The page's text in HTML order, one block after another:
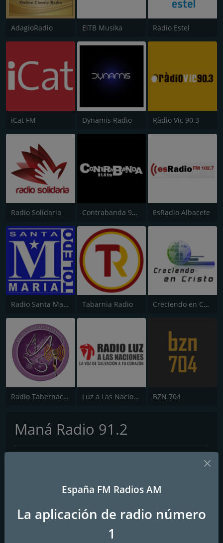
AdagioRadio EiTB Musika Ràdio Estel
iCat FM Dynamis Radio Ràdio Vic 90.3
Radio Solidaria Contrabanda 91.4 EsRadio Albacete
Radio Santa María de Toledo Tabarnia Radio Creciendo en Cristo
Radio Tabernaculo España Luz a Las Naciones BZN 704
Maná Radio 91.2
España FM Radios AM
La aplicación de radio número
1